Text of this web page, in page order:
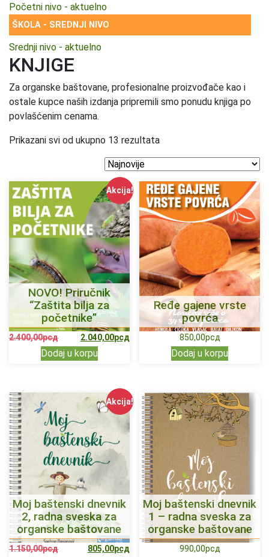
Početni nivo - aktuelno
ŠKOLA - SREDNJI NIVO
Srednji nivo - aktuelno
KNJIGE
Za organske baštovane, profesionalne proizvođače kao i
ostale kupce naših izdanja pripremili smo ponudu knjiga po
povlašćenim cenama.
Prikazani svi od ukupno 13 rezultata
Akcija!
NOVO! Priručnik
“Zaštita bilja za
početnike”
2.400,00рсд 2.040,00рсд
Dodaj u korpu
Ređe gajene vrste
povrća
850,00рсд
Dodaj u korpu
Akcija!
Moj baštenski dnevnik
2, radna sveska za
organske baštovane
1.150,00рсд 805,00рсд
Moj baštenski dnevnik
1 – radna sveska za
organske baštovane
990,00рсд